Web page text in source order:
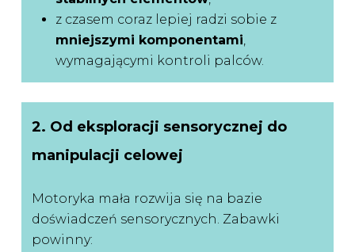
z czasem coraz lepiej radzi sobie z
mniejszymi komponentami,
wymagającymi kontroli palców.
2. Od eksploracji sensorycznej do
manipulacji celowej
Motoryka mała rozwija się na bazie
doświadczeń sensorycznych. Zabawki
powinny: